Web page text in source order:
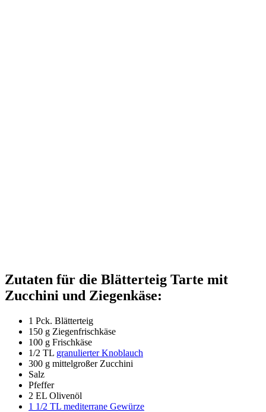
Zutaten für die Blätterteig Tarte mit
Zucchini und Ziegenkäse:
1 Pck. Blätterteig
150 g Ziegenfrischkäse
100 g Frischkäse
1/2 TL granulierter Knoblauch
300 g mittelgroßer Zucchini
Salz
Pfeffer
2 EL Olivenöl
1 1/2 TL mediterrane Gewürze